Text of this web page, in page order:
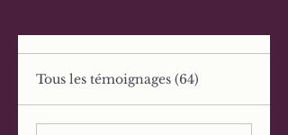
Tous les témoignages (64)